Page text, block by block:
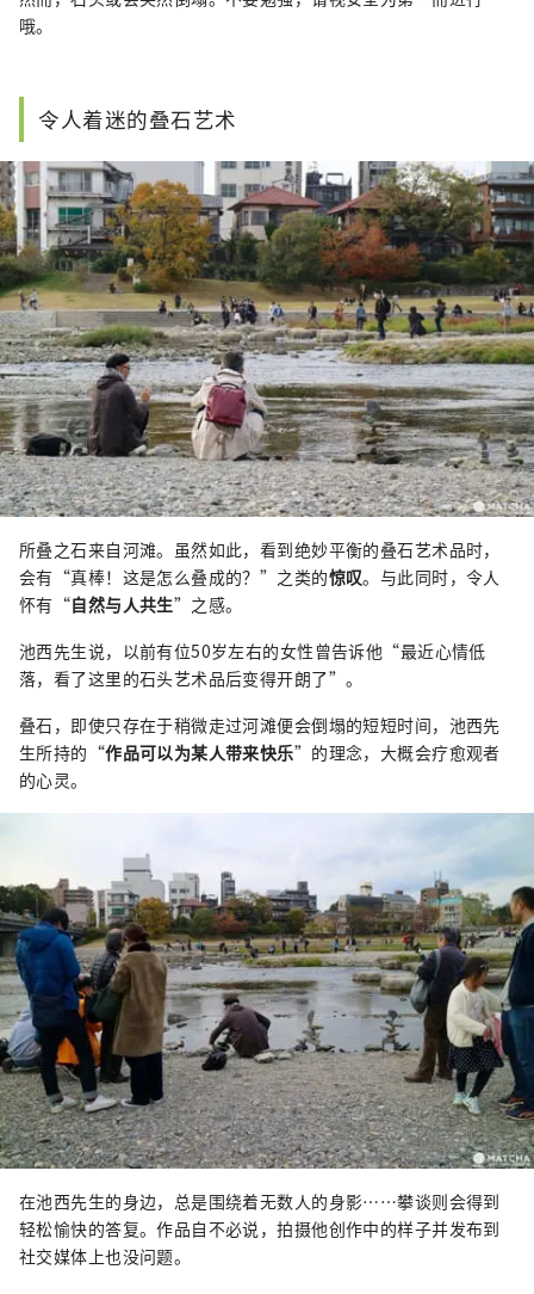
哦。
令人着迷的叠石艺术
所叠之石来自河滩。虽然如此，看到绝妙平衡的叠石艺术品时，
会有“真棒！这是怎么叠成的？”之类的惊叹。与此同时，令人
怀有“自然与人共生”之感。
池西先生说，以前有位50岁左右的女性曾告诉他“最近心情低
落，看了这里的石头艺术品后变得开朗了”。
叠石，即使只存在于稍微走过河滩便会倒塌的短短时间，池西先
生所持的“作品可以为某人带来快乐”的理念，大概会疗愈观者
的心灵。
在池西先生的身边，总是围绕着无数人的身影……攀谈则会得到
轻松愉快的答复。作品自不必说，拍摄他创作中的样子并发布到
社交媒体上也没问题。